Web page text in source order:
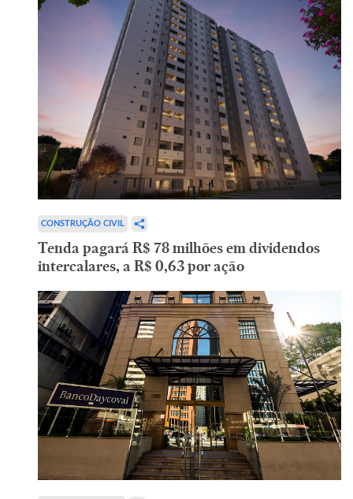
CONSTRUÇÃO CIVIL
Tenda pagará R$ 78 milhões em dividendos
intercalares, a R$ 0,63 por ação